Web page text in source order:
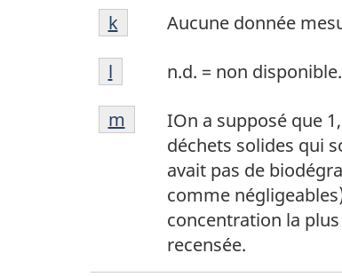
Notes
de
bas
de
page
k
Aucune donnée
Retour à la référence de la
k
Notes
de
bas
de
n.d. = non disponible.
Retour à la référence de la
l
Notes
de
IOn a supposé que
déchets solides qui
avait pas de
comme
concentration la
recensée.
Retour à la référence de la
m